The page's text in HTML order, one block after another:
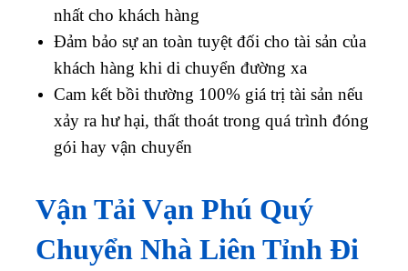
nhất cho khách hàng
Đảm bảo sự an toàn tuyệt đối cho tài sản của
khách hàng khi di chuyển đường xa
Cam kết bồi thường 100% giá trị tài sản nếu
xảy ra hư hại, thất thoát trong quá trình đóng
gói hay vận chuyển
Vận Tải Vạn Phú Quý
Chuyển Nhà Liên Tỉnh Đi